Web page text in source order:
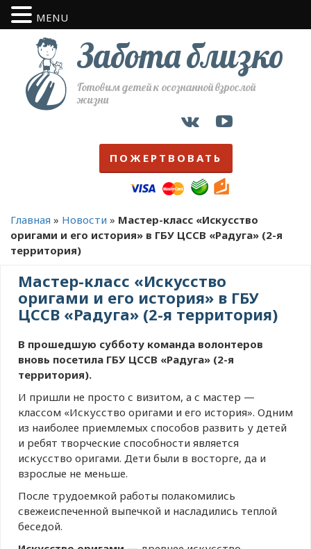
Забота близко
Готовим детей к осознанной взрослой
жизни
ПОЖЕРТВОВАТЬ
Главная » Новости » Мастер-класс «Искусство
оригами и его история» в ГБУ ЦССВ «Радуга» (2-я
территория)
Мастер-класс «Искусство
оригами и его история» в ГБУ
ЦССВ «Радуга» (2-я территория)
В прошедшую субботу команда волонтеров
вновь посетила ГБУ ЦССВ «Радуга» (2-я
территория).
И пришли не просто с визитом, а с мастер —
классом «Искусство оригами и его история». Одним
из наиболее приемлемых способов развить у детей
и ребят творческие способности является
искусство оригами. Дети были в восторге, да и
взрослые не меньше.
После трудоемкой работы полакомились
свежеиспеченной выпечкой и насладились теплой
беседой.
MENU